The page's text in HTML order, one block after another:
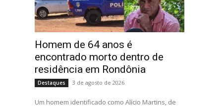
Homem de 64 anos é
encontrado morto dentro de
residência em Rondônia
Destaques 3 de agosto de 2026
Um homem identificado como Alício Martins, de